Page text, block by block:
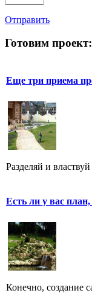
Отправить
Готовим проект:
Еще три приема
Разделяй и властвуй
Есть ли у вас
Конечно, создание